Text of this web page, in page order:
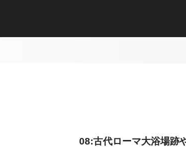
08:古代ローマ大浴場跡